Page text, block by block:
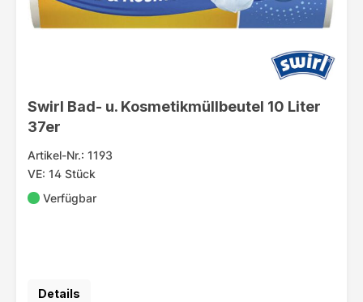
Swirl Bad- u. Kosmetikmüllbeutel 10 Liter
37er
Artikel-Nr.: 1193
VE: 14 Stück
Verfügbar
Details